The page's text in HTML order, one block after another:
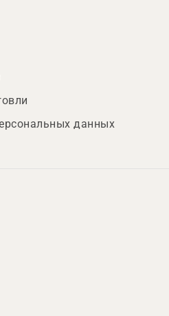
данных